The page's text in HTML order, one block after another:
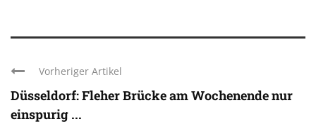
Vorheriger Artikel
Düsseldorf: Fleher Brücke am Wochenende nur
einspurig ...